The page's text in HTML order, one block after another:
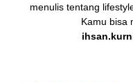
menulis tentang
Kamu bisa